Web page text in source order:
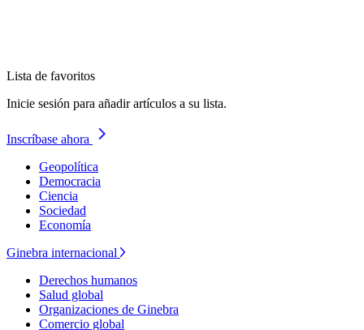
Lista de favoritos
Inicie sesión para añadir artículos a su lista.
Inscríbase ahora
Geopolítica
Democracia
Ciencia
Sociedad
Economía
Ginebra internacional
Derechos humanos
Salud global
Organizaciones de Ginebra
Comercio global